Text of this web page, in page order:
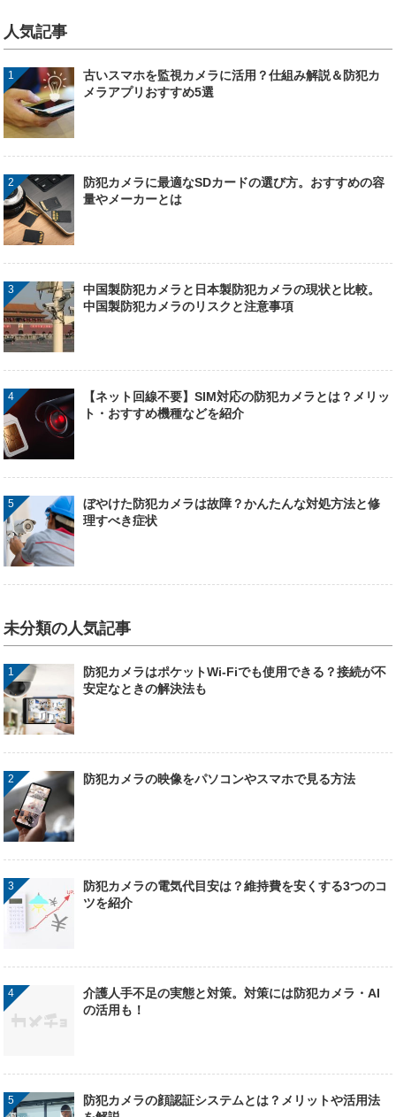
人気記事
古いスマホを監視カメラに活用？仕組み解説＆防犯カ
メラアプリおすすめ5選
防犯カメラに最適なSDカードの選び方。おすすめの容
量やメーカーとは
中国製防犯カメラと日本製防犯カメラの現状と比較。
中国製防犯カメラのリスクと注意事項
【ネット回線不要】SIM対応の防犯カメラとは？メリッ
ト・おすすめ機種などを紹介
ぼやけた防犯カメラは故障？かんたんな対処方法と修
理すべき症状
未分類の人気記事
防犯カメラはポケットWi-Fiでも使用できる？接続が不
安定なときの解決法も
防犯カメラの映像をパソコンやスマホで見る方法
防犯カメラの電気代目安は？維持費を安くする3つのコ
ツを紹介
介護人手不足の実態と対策。対策には防犯カメラ・AI
の活用も！
防犯カメラの顔認証システムとは？メリットや活用法